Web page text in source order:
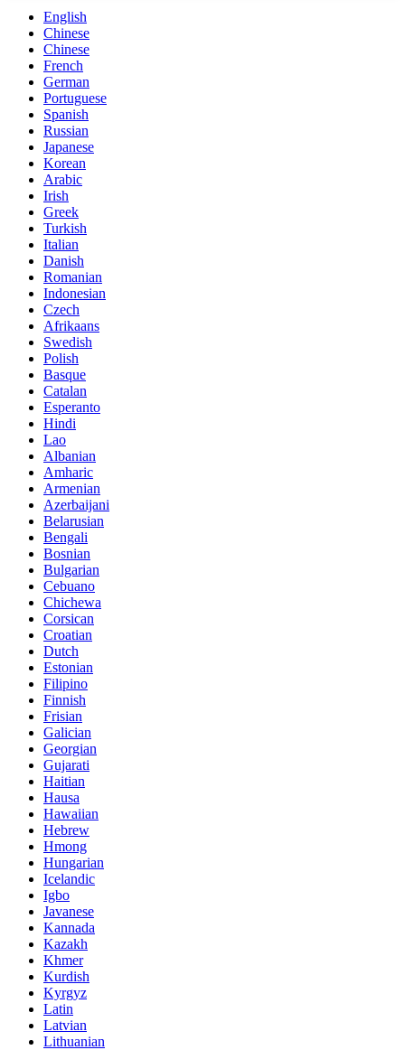
English
Chinese
Chinese
French
German
Portuguese
Spanish
Russian
Japanese
Korean
Arabic
Irish
Greek
Turkish
Italian
Danish
Romanian
Indonesian
Czech
Afrikaans
Swedish
Polish
Basque
Catalan
Esperanto
Hindi
Lao
Albanian
Amharic
Armenian
Azerbaijani
Belarusian
Bengali
Bosnian
Bulgarian
Cebuano
Chichewa
Corsican
Croatian
Dutch
Estonian
Filipino
Finnish
Frisian
Galician
Georgian
Gujarati
Haitian
Hausa
Hawaiian
Hebrew
Hmong
Hungarian
Icelandic
Igbo
Javanese
Kannada
Kazakh
Khmer
Kurdish
Kyrgyz
Latin
Latvian
Lithuanian